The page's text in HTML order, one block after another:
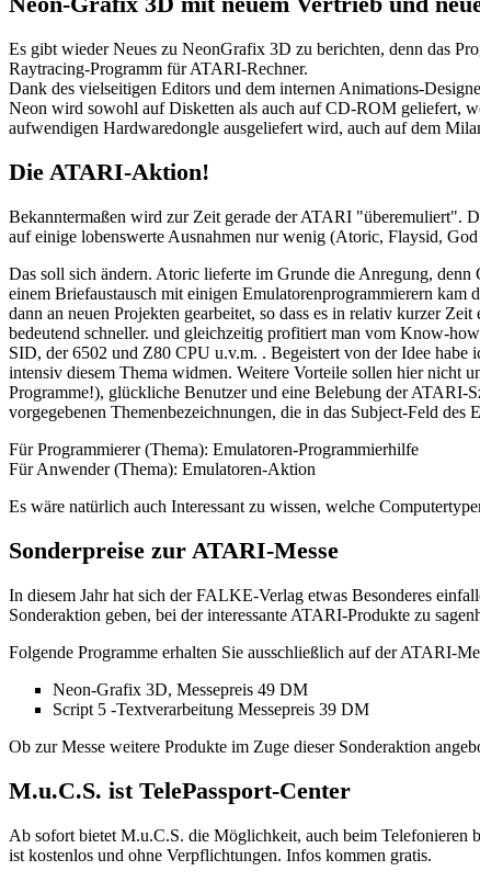
Es gibt wieder Neues zu NeonGrafix 3D zu berichten, denn das
Raytracing-Programm für ATARI-Rechner.
Dank des vielseitigen Editors und dem internen Animations-
Neon wird sowohl auf Disketten als auch auf CD-ROM geliefert,
aufwendigen Hardwaredongle ausgeliefert wird, auch auf dem
Die ATARI-Aktion!
Bekanntermaßen wird zur Zeit gerade der ATARI "überemuliert".
auf einige lobenswerte Ausnahmen nur wenig (Atoric, Flaysid,
Das soll sich ändern. Atoric lieferte im Grunde die Anregung,
einem Briefaustausch mit einigen Emulatorenprogrammierern
dann an neuen Projekten gearbeitet, so dass es in relativ kurzer
bedeutend schneller. und gleichzeitig profitiert man vom Know-
SID, der 6502 und Z80 CPU u.v.m. . Begeistert von der Idee
intensiv diesem Thema widmen. Weitere Vorteile sollen hier nicht
Programme!), glückliche Benutzer und eine Belebung der ATARI-
vorgegebenen Themenbezeichnungen, die in das Subject-Feld des
Für Programmierer (Thema): Emulatoren-Programmierhilfe
Für Anwender (Thema): Emulatoren-Aktion
Es wäre natürlich auch Interessant zu wissen, welche
Sonderpreise zur ATARI-Messe
In diesem Jahr hat sich der FALKE-Verlag etwas Besonderes
Sonderaktion geben, bei der interessante ATARI-Produkte zu
Folgende Programme erhalten Sie ausschließlich auf der ATARI-
Neon-Grafix 3D, Messepreis 49 DM
Script 5 -Textverarbeitung Messepreis 39 DM
Ob zur Messe weitere Produkte im Zuge dieser Sonderaktion
M.u.C.S. ist TelePassport-Center
Ab sofort bietet M.u.C.S. die Möglichkeit, auch beim Telefonieren
ist kostenlos und ohne Verpflichtungen. Infos kommen gratis.